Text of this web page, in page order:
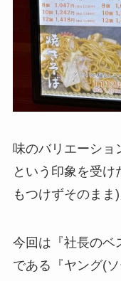
味のバリエーショ
という印象を受
もつけずそのまま
今回は『社長のベ
である『ヤング(